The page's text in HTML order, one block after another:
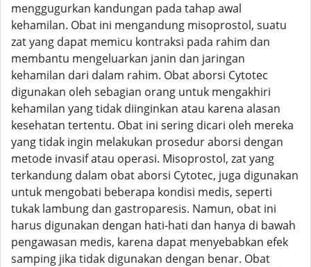
menggugurkan kandungan pada tahap awal
kehamilan. Obat ini mengandung misoprostol, suatu
zat yang dapat memicu kontraksi pada rahim dan
membantu mengeluarkan janin dan jaringan
kehamilan dari dalam rahim. Obat aborsi Cytotec
digunakan oleh sebagian orang untuk mengakhiri
kehamilan yang tidak diinginkan atau karena alasan
kesehatan tertentu. Obat ini sering dicari oleh mereka
yang tidak ingin melakukan prosedur aborsi dengan
metode invasif atau operasi. Misoprostol, zat yang
terkandung dalam obat aborsi Cytotec, juga digunakan
untuk mengobati beberapa kondisi medis, seperti
tukak lambung dan gastroparesis. Namun, obat ini
harus digunakan dengan hati-hati dan hanya di bawah
pengawasan medis, karena dapat menyebabkan efek
samping jika tidak digunakan dengan benar. Obat